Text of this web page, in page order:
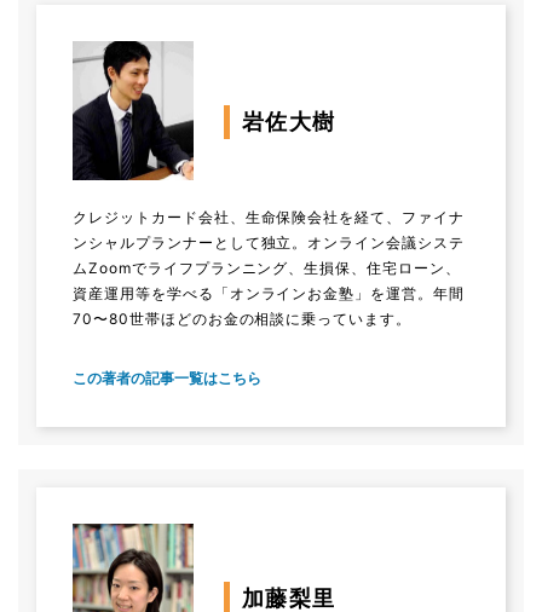
岩佐大樹
クレジットカード会社、生命保険会社を経て、ファイナ
ンシャルプランナーとして独立。オンライン会議システ
ムZoomでライフプランニング、生損保、住宅ローン、
資産運用等を学べる「オンラインお金塾」を運営。年間
70〜80世帯ほどのお金の相談に乗っています。
この著者の記事一覧はこちら
加藤梨里